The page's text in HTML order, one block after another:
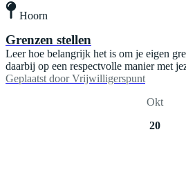
Hoorn
Grenzen stellen
Leer hoe belangrijk het is om je eigen
daarbij op een respectvolle manier met
Geplaatst door Vrijwilligerspunt
Okt
20